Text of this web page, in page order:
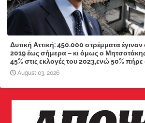
Δυτική Αττική: 450.000 στρέμματα
2019 έως σήμερα – κι όμως ο Μητσοτάκης
45% στις εκλογές του 2023,ενώ 50% πήρε
August 03, 2026